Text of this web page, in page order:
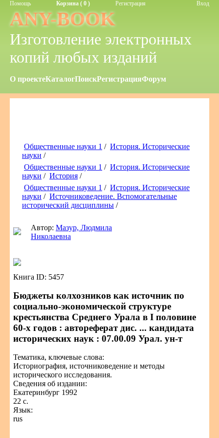
Помощь Корзина ( 0 ) Регистрация Вход
ANY-BOOK
Изготовление электронных
копий любых изданий
О проектеКаталогПоискРегистрацияФорум
Общественные науки 1 / История. Исторические
науки /
Общественные науки 1 / История. Исторические
науки / История /
Общественные науки 1 / История. Исторические
науки / Источниковедение. Вспомогательные
исторический дисциплины /
Автор: Мазур, Людмила
Николаевна
Книга ID: 5457
Бюджеты колхозников как источник по
социально-экономической структуре
крестьянства Среднего Урала в I половине
60-х годов : автореферат дис. ... кандидата
исторических наук : 07.00.09 Урал. ун-т
Тематика, ключевые слова:
Историография, источниковедение и методы
исторического исследования.
Сведения об издании:
Екатеринбург 1992
22 с.
Язык:
rus